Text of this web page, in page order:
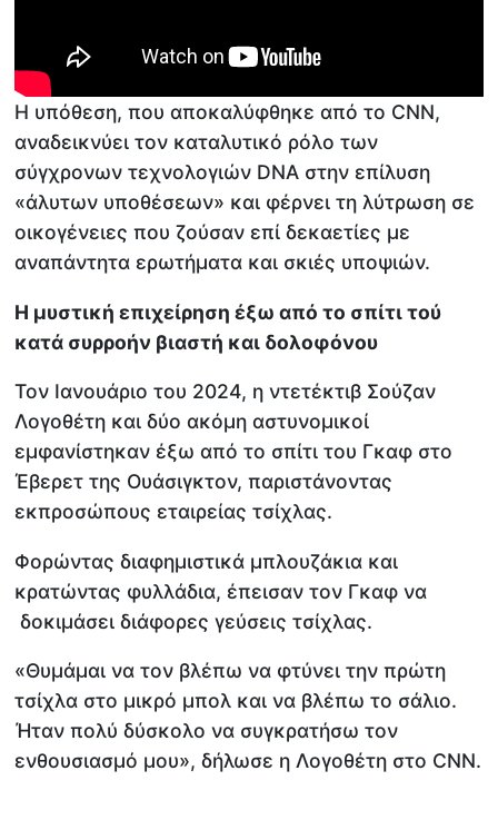
Η υπόθεση, που αποκαλύφθηκε από το CNN,
αναδεικνύει τον καταλυτικό ρόλο των
σύγχρονων τεχνολογιών DNA στην επίλυση
«άλυτων υποθέσεων» και φέρνει τη λύτρωση σε
οικογένειες που ζούσαν επί δεκαετίες με
αναπάντητα ερωτήματα και σκιές υποψιών.
Η μυστική επιχείρηση έξω από το σπίτι τού
κατά συρροήν βιαστή και δολοφόνου
Τον Ιανουάριο του 2024, η ντετέκτιβ Σούζαν
Λογοθέτη και δύο ακόμη αστυνομικοί
εμφανίστηκαν έξω από το σπίτι του Γκαφ στο
Έβερετ της Ουάσιγκτον, παριστάνοντας
εκπροσώπους εταιρείας τσίχλας.
Φορώντας διαφημιστικά μπλουζάκια και
κρατώντας φυλλάδια, έπεισαν τον Γκαφ να
δοκιμάσει διάφορες γεύσεις τσίχλας.
«Θυμάμαι να τον βλέπω να φτύνει την πρώτη
τσίχλα στο μικρό μπολ και να βλέπω το σάλιο.
Ήταν πολύ δύσκολο να συγκρατήσω τον
ενθουσιασμό μου», δήλωσε η Λογοθέτη στο CNN.